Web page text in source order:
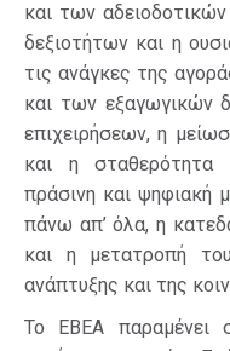
και των
δεξιοτήτων και η
τις ανάγκες της
και των εξαγωγικών
επιχειρήσεων, η
και η σταθερότητα
πράσινη και ψηφιακή
πάνω απ’ όλα, η
και η μετατροπή
ανάπτυξης και της
Το ΕΒΕΑ παραμένει